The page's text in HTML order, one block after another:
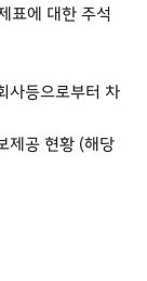
표에 대한 주석
사등으로부터 차
제공 현황 (해당